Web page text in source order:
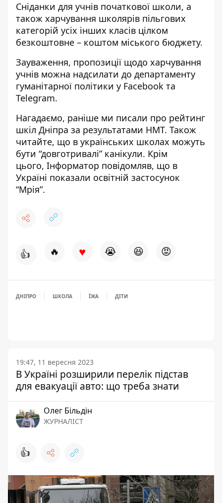
Сніданки для учнів початкової школи, а
також харчування школярів пільгових
категорій усіх інших класів цілком
безкоштовне – коштом міського бюджету.
Зауваження, пропозиції щодо харчування
учнів можна надсилати до департаменту
гуманітарної політики у Facebook та
Telegram.
Нагадаємо, раніше ми писали про рейтинг
шкіл Дніпра за результатами НМТ. Також
читайте, що в українських школах можуть
бути “довготривалі” канікули. Крім
цього, Інформатор повідомляв, що в
Україні показали освітній застосунок
“Мрія”.
👍 🔥 ♥ 😭 😆 😡
ДНІПРО ШКОЛА ЇЖА ДІТИ
19:47, 11 вересня 2023
В Україні розширили перелік підстав
для евакуації авто: що треба знати
Олег Більдін
ЖУРНАЛІСТ
👍